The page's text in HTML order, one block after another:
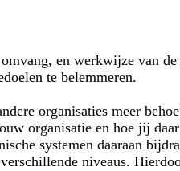
en werkwijze van
te belemmeren.
organisaties meer
organisatie en hoe jij
systemen daaraan
niveaus.